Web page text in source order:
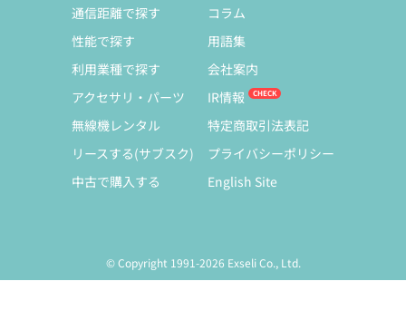
通信距離で探す
性能で探す
利用業種で探す
アクセサリ・パーツ
無線機レンタル
リースする(サブスク)
中古で購入する
コラム
用語集
会社案内
IR情報
特定商取引法表記
プライバシーポリシー
English Site
© Copyright 1991-2026 Exseli Co., Ltd.